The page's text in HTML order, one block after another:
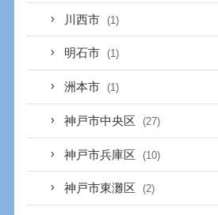
川西市 (1)
明石市 (1)
洲本市 (1)
神戸市中央区 (27)
神戸市兵庫区 (10)
神戸市東灘区 (2)